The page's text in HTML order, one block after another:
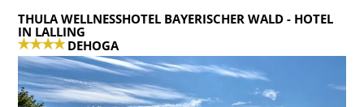
THULA WELLNESSHOTEL BAYERISCHER WALD- HOTEL
IN LALLING
DEHOGA